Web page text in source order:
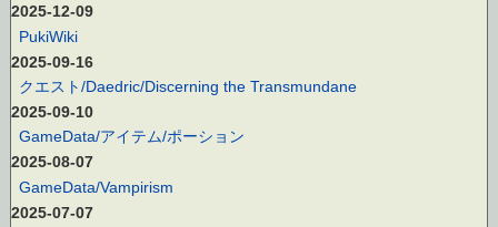
2025-12-09
PukiWiki
2025-09-16
クエスト/Daedric/Discerning the Transmundane
2025-09-10
GameData/アイテム/ポーション
2025-08-07
GameData/Vampirism
2025-07-07